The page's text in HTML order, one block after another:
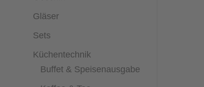
Gläser
Sets
Küchentechnik
Buffet & Speisenausgabe